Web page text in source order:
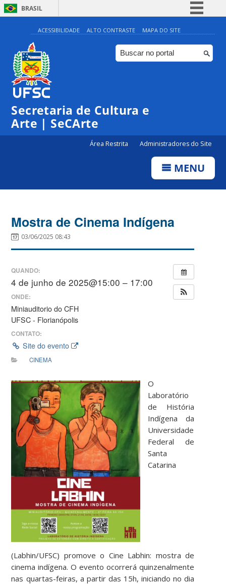
BRASIL
Simplifique!
Comunica BR
Participe
ACESSIBILIDADE ALTO CONTRASTE MAPA DO SITE
Secretaria de Cultura e
Arte | SeCArte
Área Restrita Administradores do Site
MENU
Mostra de Cinema Indígena
03/06/2025 08:43
QUANDO:
4 de junho de 2025@15:00 – 17:00
ONDE:
Miniauditorio do CFH
UFSC - Florianópolis
CONTATO:
Site do evento
CINEMA
O
Laboratório
de História
Indígena da
Universidade
Federal de
Santa
Catarina
(Labhin/UFSC) promove o Cine Labhin: mostra de
cinema indígena. O evento ocorrerá quinzenalmente
nas quartas-feiras, a partir das 15h, iniciando no dia